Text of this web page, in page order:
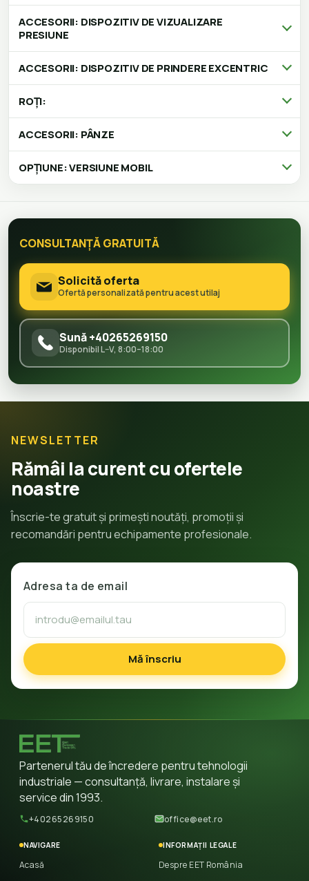
ACCESORII: DISPOZITIV DE VIZUALIZARE
PRESIUNE
ACCESORII: DISPOZITIV DE PRINDERE EXCENTRIC
ROȚI:
ACCESORII: PÂNZE
OPȚIUNE: VERSIUNE MOBIL
CONSULTANȚĂ GRATUITĂ
Solicită oferta
Ofertă personalizată pentru acest utilaj
Sună +40265269150
Disponibil L–V, 8:00–18:00
NEWSLETTER
Rămâi la curent cu ofertele
noastre
Înscrie-te gratuit și primești noutăți, promoții și
recomandări pentru echipamente profesionale.
Adresa ta de email
Mă înscriu
Partenerul tău de încredere pentru tehnologii
industriale — consultanță, livrare, instalare și
service din 1993.
+40265269150 office@eet.ro
NAVIGARE
Acasă
INFORMAȚII LEGALE
Despre EET România